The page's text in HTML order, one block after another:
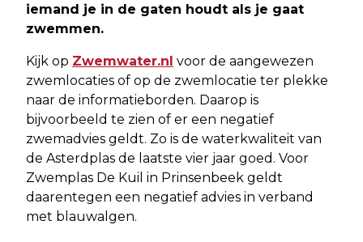
iemand je in de gaten houdt als je gaat
zwemmen.
Kijk op Zwemwater.nl voor de aangewezen
zwemlocaties of op de zwemlocatie ter plekke
naar de informatieborden. Daarop is
bijvoorbeeld te zien of er een negatief
zwemadvies geldt. Zo is de waterkwaliteit van
de Asterdplas de laatste vier jaar goed. Voor
Zwemplas De Kuil in Prinsenbeek geldt
daarentegen een negatief advies in verband
met blauwalgen.